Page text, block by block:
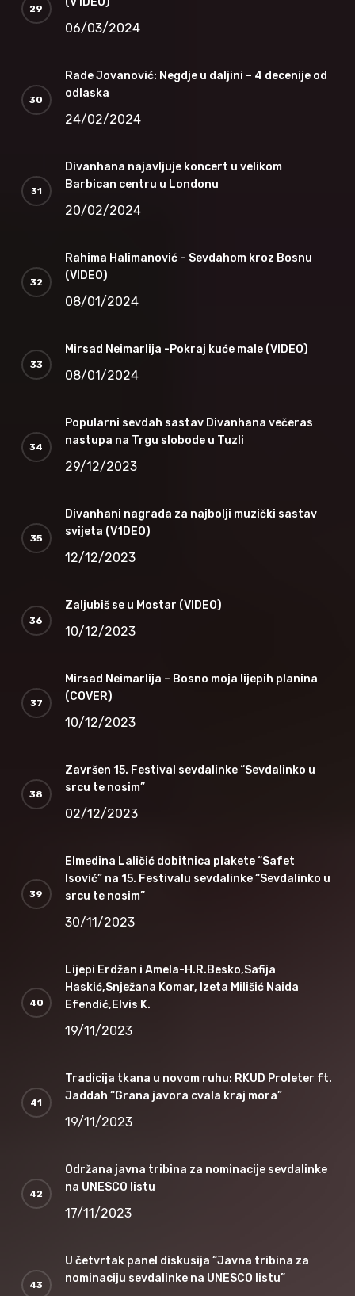
06/03/2024
Rade Jovanović: Negdje u daljini – 4 decenije od
odlaska
24/02/2024
Divanhana najavljuje koncert u velikom
Barbican centru u Londonu
20/02/2024
Rahima Halimanović – Sevdahom kroz Bosnu
(VIDEO)
08/01/2024
Mirsad Neimarlija -Pokraj kuće male (VIDEO)
08/01/2024
Popularni sevdah sastav Divanhana večeras
nastupa na Trgu slobode u Tuzli
29/12/2023
Divanhani nagrada za najbolji muzički sastav
svijeta (V1DEO)
12/12/2023
Zaljubiš se u Mostar (VIDEO)
10/12/2023
Mirsad Neimarlija – Bosno moja lijepih planina
(COVER)
10/12/2023
Završen 15. Festival sevdalinke “Sevdalinko u
srcu te nosim”
02/12/2023
Elmedina Laličić dobitnica plakete “Safet
Isović” na 15. Festivalu sevdalinke “Sevdalinko u
srcu te nosim”
30/11/2023
Lijepi Erdžan i Amela-H.R.Besko,Safija
Haskić,Snježana Komar, Izeta Milišić Naida
Efendić,Elvis K.
19/11/2023
Tradicija tkana u novom ruhu: RKUD Proleter ft.
Jaddah “Grana javora cvala kraj mora”
19/11/2023
Održana javna tribina za nominacije sevdalinke
na UNESCO listu
17/11/2023
U četvrtak panel diskusija “Javna tribina za
nominaciju sevdalinke na UNESCO listu”